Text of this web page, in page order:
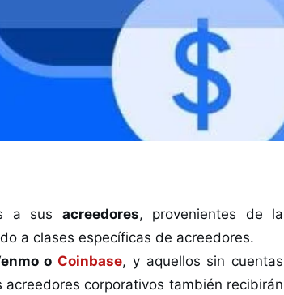
a sus acreedores, provenientes de la
a clases específicas de acreedores.
o Coinbase, y aquellos sin cuentas
acreedores corporativos también recibirán